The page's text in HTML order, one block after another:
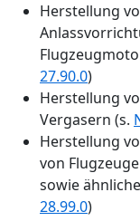
Herstellung
27.90.0)
Herstellung
Vergasern (s.
Herstellung
von
sowie
28.99.0)